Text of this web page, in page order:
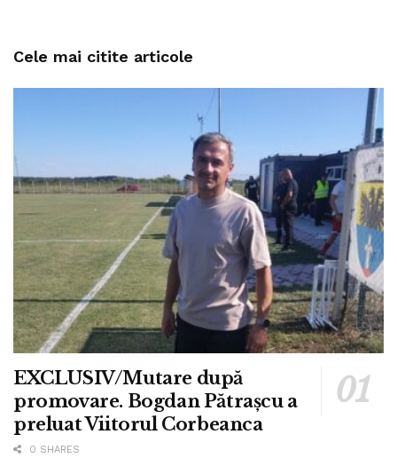
Cele mai citite articole
EXCLUSIV/Mutare după
promovare. Bogdan Pătrașcu a
preluat Viitorul Corbeanca
0 SHARES